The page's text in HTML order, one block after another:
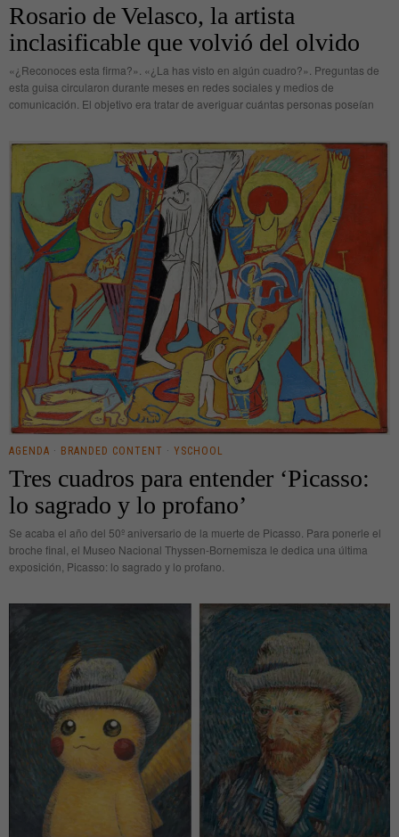
Rosario de Velasco, la artista
inclasificable que volvió del olvido
«¿Reconoces esta firma?». «¿La has visto en algún cuadro?». Preguntas de
esta guisa circularon durante meses en redes sociales y medios de
comunicación. El objetivo era tratar de averiguar cuántas personas poseían
AGENDA · BRANDED CONTENT · YSCHOOL
Tres cuadros para entender ‘Picasso:
lo sagrado y lo profano’
Se acaba el año del 50º aniversario de la muerte de Picasso. Para ponerle el
broche final, el Museo Nacional Thyssen-Bornemisza le dedica una última
exposición, Picasso: lo sagrado y lo profano.